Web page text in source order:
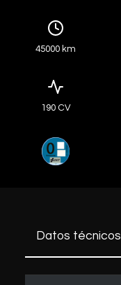
45000 km
190 CV
Datos técnicos